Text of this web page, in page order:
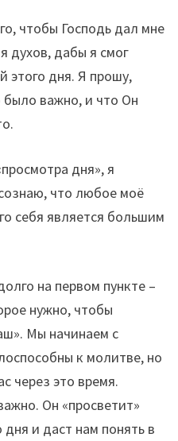
чтобы Господь дал мне
духов, дабы я смог
этого дня. Я прошу,
важно, и что Он
дня», я
что любое моё
себя является большим
на первом пункте –
нужно, чтобы
Мы начинаем с
к молитве, но
через это время.
Он «просветит»
и даст нам понять в